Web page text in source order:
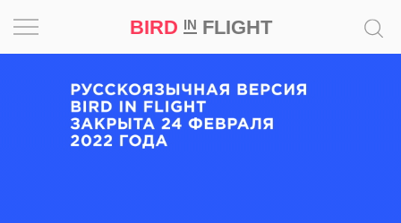
BIRD INFLIGHT